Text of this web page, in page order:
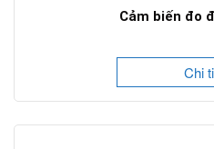
Cảm biến đo
Chi